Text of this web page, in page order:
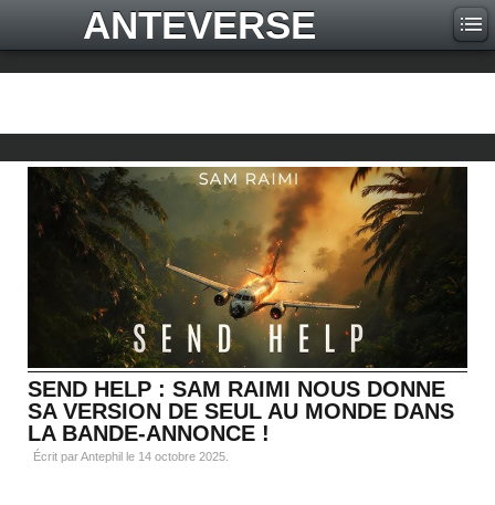
ANTEVERSE
SEND HELP : SAM RAIMI NOUS DONNE
SA VERSION DE SEUL AU MONDE DANS
LA BANDE-ANNONCE !
Écrit par Antephil le 14 octobre 2025